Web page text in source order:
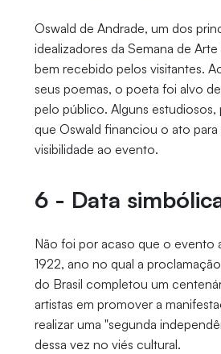
Oswald de Andrade, um dos
idealizadores da Semana de
bem recebido pelos visitantes.
seus poemas, o poeta foi alvo
pelo público. Alguns estudiosos,
que Oswald financiou o ato
visibilidade ao evento.
6 - Data
Não foi por acaso que o evento
1922, ano no qual a
do Brasil completou um
artistas em promover a
realizar uma "segunda
dessa vez no viés cultural.